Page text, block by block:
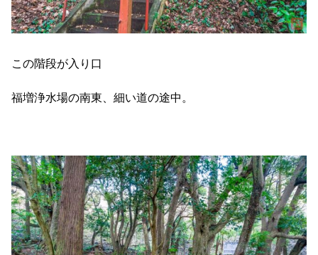
この階段が入り口
福増浄水場の南東、細い道の途中。